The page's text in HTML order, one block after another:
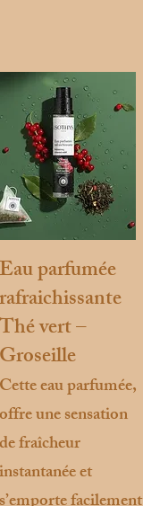
Eau parfumée
rafraichissante
Thé vert –
Groseille
Cette eau parfumée,
offre une sensation
de fraîcheur
instantanée et